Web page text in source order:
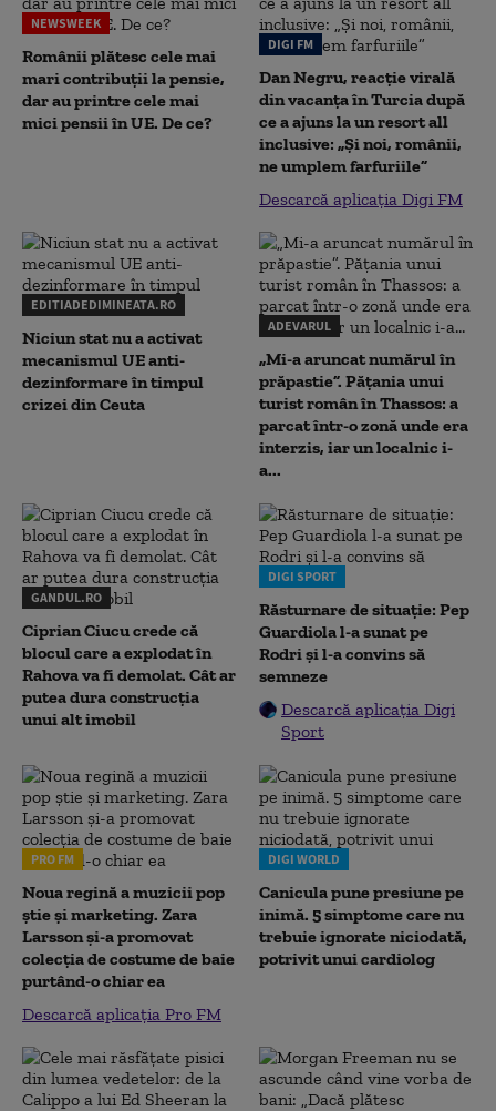
NEWSWEEK
Românii plătesc cele mai
mari contribuții la pensie,
dar au printre cele mai
mici pensii în UE. De ce?
DIGI FM
Dan Negru, reacție virală
din vacanța în Turcia după
ce a ajuns la un resort all
inclusive: „Și noi, românii,
ne umplem farfuriile”
Descarcă aplicația Digi FM
EDITIADEDIMINEATA.RO
Niciun stat nu a activat
mecanismul UE anti-
dezinformare în timpul
crizei din Ceuta
ADEVARUL
„Mi-a aruncat numărul în
prăpastie”. Pățania unui
turist român în Thassos: a
parcat într-o zonă unde era
interzis, iar un localnic i-
a...
GANDUL.RO
Ciprian Ciucu crede că
blocul care a explodat în
Rahova va fi demolat. Cât ar
putea dura construcția
unui alt imobil
DIGI SPORT
Răsturnare de situație: Pep
Guardiola l-a sunat pe
Rodri și l-a convins să
semneze
Descarcă aplicația Digi
Sport
PRO FM
Noua regină a muzicii pop
știe și marketing. Zara
Larsson și-a promovat
colecția de costume de baie
purtând-o chiar ea
Descarcă aplicația Pro FM
DIGI WORLD
Canicula pune presiune pe
inimă. 5 simptome care nu
trebuie ignorate niciodată,
potrivit unui cardiolog